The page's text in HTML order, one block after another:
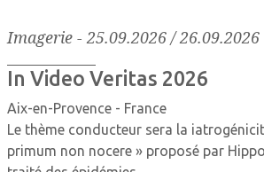
Imagerie-25.09.2026 / 26.09.2026
In Video Veritas 2026
Aix-en-Provence - France
Le thème conducteur sera la
primum non nocere » proposé par